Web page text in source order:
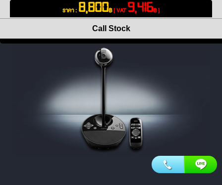
ราคา : 8,800฿[ VAT9,416฿ ]
Call Stock